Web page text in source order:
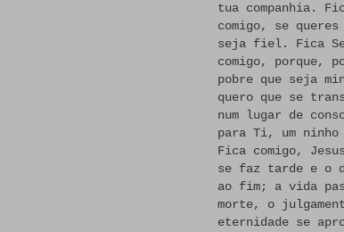
tua companhia.
comigo, se
seja fiel. Fica
comigo, porque,
pobre que seja
quero que se
num lugar de
para Ti, um ninho
Fica comigo,
se faz tarde e o
ao fim; a vida
morte, o
eternidade se